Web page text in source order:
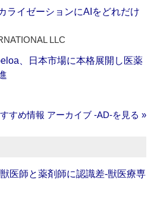
ライゼーションにAIをどれだけ
LLC
、日本市場に本格展開し医薬
すめ情報 アーカイブ ‐AD‐を見る »
医師と薬剤師に認識差‐獣医療専